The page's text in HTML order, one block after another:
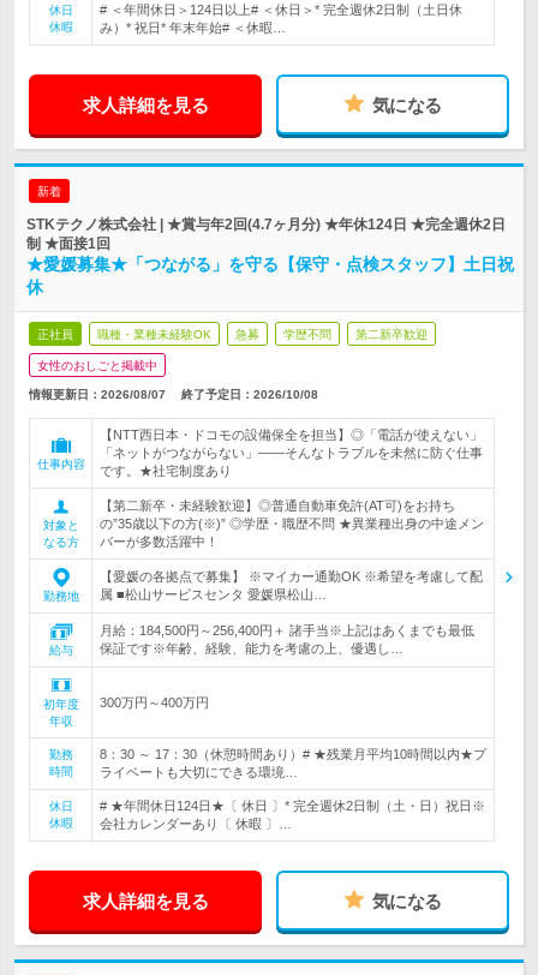
休日
休暇
# ＜年間休日＞124日以上# ＜休日＞* 完全週休2日制（土日休
み）* 祝日* 年末年始# ＜休暇…
求人詳細を見る 気になる
新着
STKテクノ株式会社 | ★賞与年2回(4.7ヶ月分) ★年休124日 ★完全週休2日
制 ★面接1回
★愛媛募集★「つながる」を守る【保守・点検スタッフ】土日祝
休
正社員 職種・業種未経験OK 急募 学歴不問 第二新卒歓迎
女性のおしごと掲載中
情報更新日：2026/08/07 終了予定日： 2026/10/08
仕事内容
【NTT西日本・ドコモの設備保全を担当】◎「電話が使えない」
「ネットがつながらない」――そんなトラブルを未然に防ぐ仕事
です。★社宅制度あり
対象と
なる方
【第二新卒・未経験歓迎】◎普通自動車免許(AT可)をお持ち
の”35歳以下の方(※)” ◎学歴・職歴不問 ★異業種出身の中途メン
バーが多数活躍中！
勤務地
【愛媛の各拠点で募集】 ※マイカー通勤OK ※希望を考慮して配
属 ■松山サービスセンタ 愛媛県松山…
給与
月給：184,500円～256,400円＋ 諸手当※上記はあくまでも最低
保証です※年齢、経験、能力を考慮の上、優遇し…
初年度
年収
300万円～400万円
勤務
時間
8：30 ～ 17：30（休憩時間あり）# ★残業月平均10時間以内★プ
ライベートも大切にできる環境…
休日
休暇
# ★年間休日124日★〔 休日 〕* 完全週休2日制（土・日）祝日※
会社カレンダーあり〔 休暇 〕…
求人詳細を見る 気になる